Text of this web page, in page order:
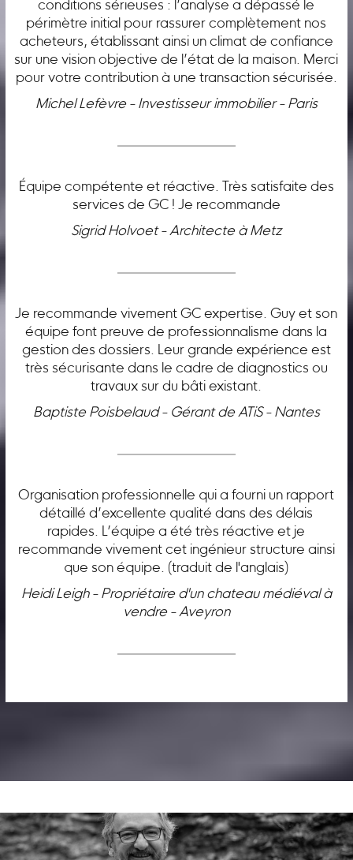
conditions sérieuses : l’analyse a dépassé le
périmètre initial pour rassurer complètement nos
acheteurs, établissant ainsi un climat de confiance
sur une vision objective de l’état de la maison. Merci
pour votre contribution à une transaction sécurisée.
Michel Lefèvre - Investisseur immobilier - Paris
Équipe compétente et réactive. Très satisfaite des
services de GC ! Je recommande
Sigrid Holvoet - Architecte à Metz
Je recommande vivement GC expertise. Guy et son
équipe font preuve de professionnalisme dans la
gestion des dossiers. Leur grande expérience est
très sécurisante dans le cadre de diagnostics ou
travaux sur du bâti existant.
Baptiste Poisbelaud - Gérant de ATiS - Nantes
Organisation professionnelle qui a fourni un rapport
détaillé d’excellente qualité dans des délais
rapides. L’équipe a été très réactive et je
recommande vivement cet ingénieur structure ainsi
que son équipe. (traduit de l'anglais)
Heidi Leigh - Propriétaire d'un chateau médiéval à
vendre - Aveyron